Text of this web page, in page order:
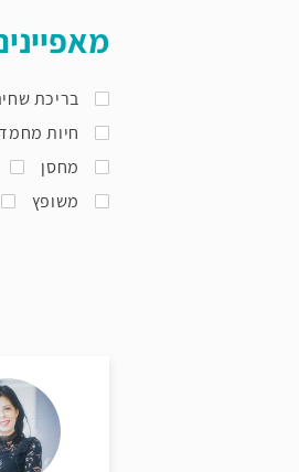
בריכת
חיות
מחסן
משופץ